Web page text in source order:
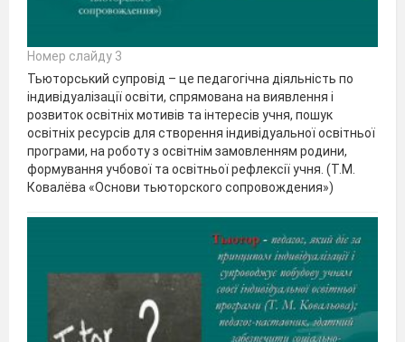
Номер слайду 3
Тьюторський супровід – це педагогічна діяльність по
індивідуалізації освіти, спрямована на виявлення і
розвиток освітніх мотивів та інтересів учня, пошук
освітніх ресурсів для створення індивідуальної освітньої
програми, на роботу з освітнім замовленням родини,
формування учбової та освітньої рефлексії учня. (Т.М.
Ковалёва «Основи тьюторского сопровождения»)